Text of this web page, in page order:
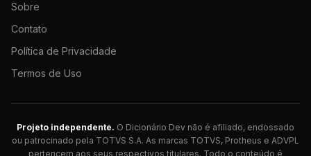
Sobre
Contato
Política de Privacidade
Termos de Uso
Projeto independente. O Dicionário Dev não é afiliado, endossado
ou patrocinado pela TOTVS S.A. As marcas TOTVS, Protheus e ADVPL
pertencem aos seus respectivos titulares. Todo o conteúdo é